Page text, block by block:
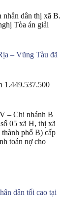
dân thị xã B.
Tòa án giải
– Vũng Tàu đã
1.449.537.500
– Chi nhánh B
05 xã H, thị xã
phố B) cấp
toán nợ cho
dân tối cao tại